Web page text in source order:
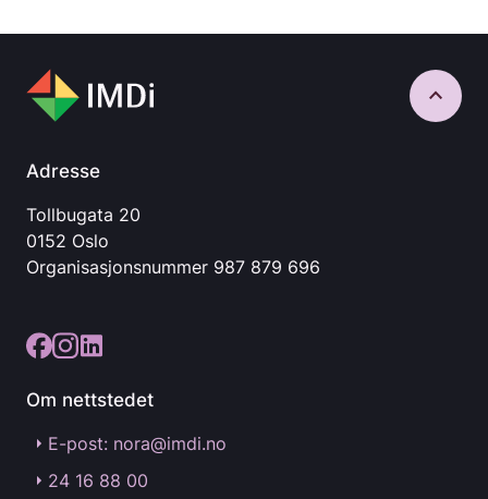
keyboard_arrow_up
Adresse
Tollbugata 20
0152 Oslo
Organisasjonsnummer 987 879 696
Om nettstedet
E-post: nora@imdi.no
24 16 88 00